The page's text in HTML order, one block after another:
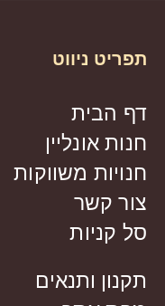
תפריט ניווט
דף הבית
חנות אונליין
חנויות משווקות
צור קשר
סל קניות
תקנון ותנאים